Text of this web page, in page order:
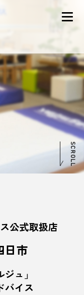
公式取扱店
日市
ュ」
バイス